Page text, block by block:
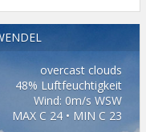
overcast clouds
48% Luftfeuchtigkeit
Wind: 0m/s WSW
MAX C 24 • MIN C 23